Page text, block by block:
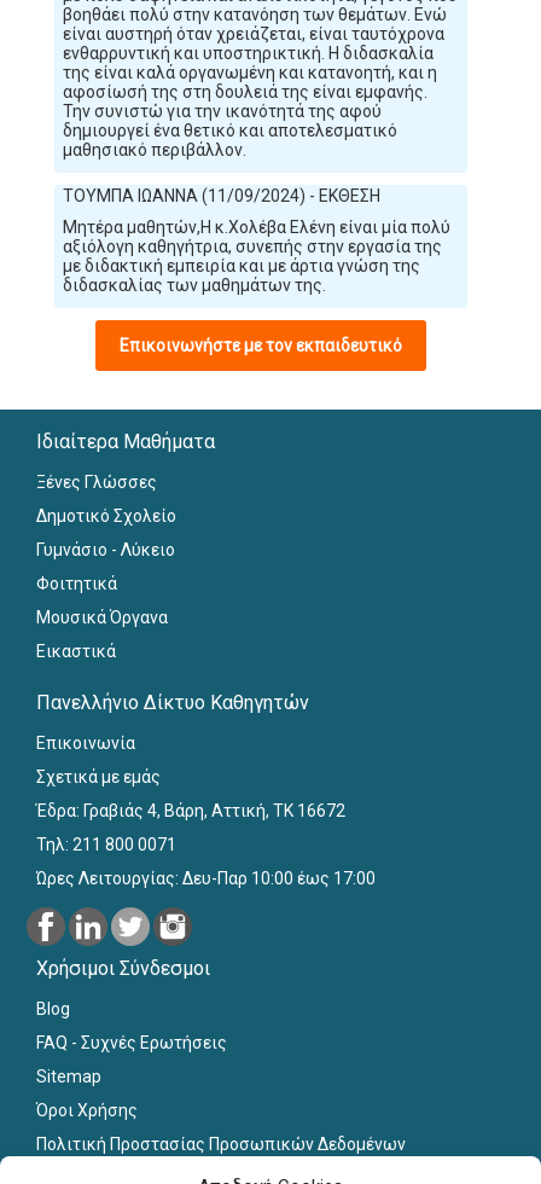
βοηθάει πολύ στην κατανόηση των θεμάτων. Ενώ
είναι αυστηρή όταν χρειάζεται, είναι ταυτόχρονα
ενθαρρυντική και υποστηρικτική. Η διδασκαλία
της είναι καλά οργανωμένη και κατανοητή, και η
αφοσίωσή της στη δουλειά της είναι εμφανής.
Την συνιστώ για την ικανότητά της αφού
δημιουργεί ένα θετικό και αποτελεσματικό
μαθησιακό περιβάλλον.
ΤΟΥΜΠΑ ΙΩΑΝΝΑ (11/09/2024) - ΕΚΘΕΣΗ
Μητέρα μαθητών,Η κ.Χολέβα Ελένη είναι μία πολύ
αξιόλογη καθηγήτρια, συνεπής στην εργασία της
με διδακτική εμπειρία και με άρτια γνώση της
διδασκαλίας των μαθημάτων της.
Επικοινωνήστε με τον εκπαιδευτικό
Ιδιαίτερα Μαθήματα
Ξένες Γλώσσες
Δημοτικό Σχολείο
Γυμνάσιο - Λύκειο
Φοιτητικά
Μουσικά Όργανα
Εικαστικά
Πανελλήνιο Δίκτυο Καθηγητών
Επικοινωνία
Σχετικά με εμάς
Έδρα: Γραβιάς 4, Βάρη, Αττική, ΤΚ 16672
Τηλ: 211 800 0071
Ώρες Λειτουργίας: Δευ-Παρ 10:00 έως 17:00
Χρήσιμοι Σύνδεσμοι
Blog
FAQ - Συχνές Ερωτήσεις
Sitemap
Όροι Χρήσης
Πολιτική Προστασίας Προσωπικών Δεδομένων